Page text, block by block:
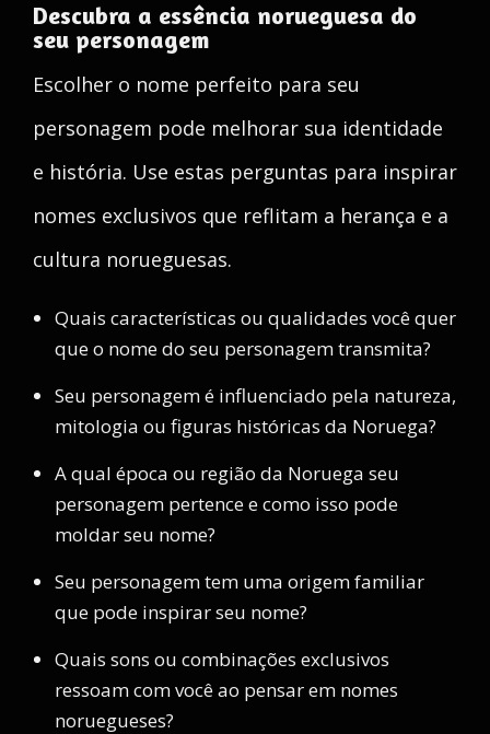
Descubra a essência norueguesa do
seu personagem
Escolher o nome perfeito para seu
personagem pode melhorar sua identidade
e história. Use estas perguntas para inspirar
nomes exclusivos que reflitam a herança e a
cultura norueguesas.
Quais características ou qualidades você quer
que o nome do seu personagem transmita?
Seu personagem é influenciado pela natureza,
mitologia ou figuras históricas da Noruega?
A qual época ou região da Noruega seu
personagem pertence e como isso pode
moldar seu nome?
Seu personagem tem uma origem familiar
que pode inspirar seu nome?
Quais sons ou combinações exclusivos
ressoam com você ao pensar em nomes
noruegueses?